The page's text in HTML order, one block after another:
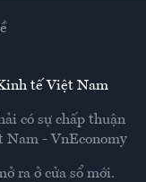
tế Việt Nam
có sự chấp thuận
Nam - VnEconomy
ra ở cửa sổ mới.